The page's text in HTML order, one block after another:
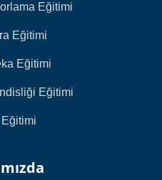
Eğitimi
Eğitimi
Eğitimi
Eğitimi